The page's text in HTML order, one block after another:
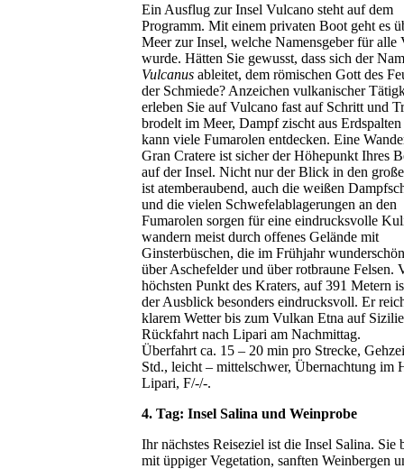
Ein Ausflug zur Insel Vulcano steht auf dem
Programm. Mit einem privaten Boot geht es
Meer zur Insel, welche Namensgeber für alle
wurde. Hätten Sie gewusst, dass sich der
Vulcanus ableitet, dem römischen Gott des
der Schmiede? Anzeichen vulkanischer
erleben Sie auf Vulcano fast auf Schritt und
brodelt im Meer, Dampf zischt aus
kann viele Fumarolen entdecken. Eine
Gran Cratere ist sicher der Höhepunkt Ihres
auf der Insel. Nicht nur der Blick in den
ist atemberaubend, auch die weißen
und die vielen Schwefelablagerungen an den
Fumarolen sorgen für eine eindrucksvolle
wandern meist durch offenes Gelände mit
Ginsterbüschen, die im Frühjahr
über Aschefelder und über rotbraune Felsen.
höchsten Punkt des Kraters, auf 391 Metern
der Ausblick besonders eindrucksvoll. Er
klarem Wetter bis zum Vulkan Etna auf
Rückfahrt nach Lipari am Nachmittag.
Überfahrt ca. 15 – 20 min pro Strecke,
Std., leicht – mittelschwer, Übernachtung im
Lipari, F/-/-.
4. Tag: Insel Salina und Weinprobe
Ihr nächstes Reiseziel ist die Insel Salina. Sie
mit üppiger Vegetation, sanften Weinbergen